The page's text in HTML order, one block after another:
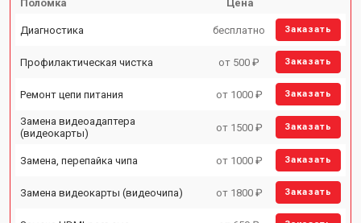
Поломка Цена
Диагностика бесплатно Заказать
Профилактическая чистка от 500 ₽ Заказать
Ремонт цепи питания от 1000 ₽ Заказать
Замена видеоадаптера
(видеокарты)
от 1500 ₽ Заказать
Замена, перепайка чипа от 1000 ₽ Заказать
Замена видеокарты (видеочипа) от 1800 ₽ Заказать